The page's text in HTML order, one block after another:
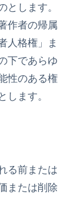
とします。
作者の帰属
人格権」ま
下であらゆ
性のある権
します。
る前または
または削除